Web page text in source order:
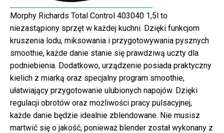
Morphy Richards Total Control 403040 1,5l to
niezastąpiony sprzęt w każdej kuchni. Dzięki funkcjom
kruszenia lodu, miksowania i przygotowywania pysznych
smoothie, każde danie stanie się prawdziwą uczty dla
podniebienia. Dodatkowo, urządzenie posiada praktyczny
kielich z miarką oraz specjalny program smoothie,
ułatwiający przygotowanie ulubionych napojów. Dzięki
regulacji obrotów oraz możliwości pracy pulsacyjnej,
każde danie będzie idealnie zblendowane. Nie musisz
martwić się o jakość, ponieważ blender został wykonany z